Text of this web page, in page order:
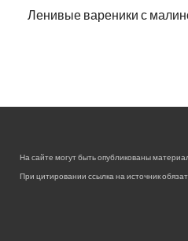
Ленивые вареники с
На сайте могут быть опубликованы
При цитировании ссылка на источник